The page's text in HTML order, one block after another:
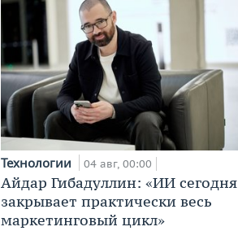
Технологии 04 авг, 00:00
Айдар Гибадуллин: «ИИ сегодня
закрывает практически весь
маркетинговый цикл»